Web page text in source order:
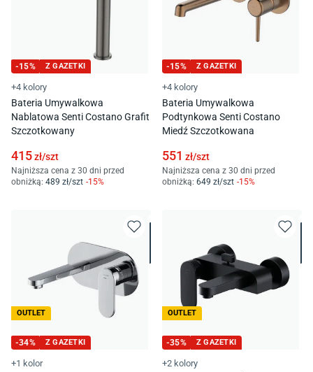
-15% Z GAZETKI
+4 kolory
Bateria Umywalkowa
Nablatowa Senti Costano Grafit
Szczotkowany
415zł/szt
Najniższa cena z 30 dni przed
obniżką: 489 zł/szt -15%
-15% Z GAZETKI
+4 kolory
Bateria Umywalkowa
Podtynkowa Senti Costano
Miedź Szczotkowana
551 zł/szt
Najniższa cena z 30 dni przed
obniżką: 649 zł/szt -15%
OUTLET
-34% Z GAZETKI
+1 kolor
OUTLET
-35% Z GAZETKI
+2 kolory